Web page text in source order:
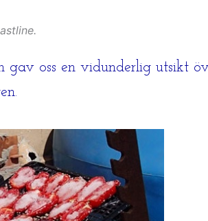
gav oss en vidunderlig utsikt